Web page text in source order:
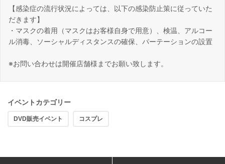
【感染症の流行状況によっては、以下の感染防止策に従っていた
だきます】
・マスクの着用（マスクはお客様自身で用意）、検温、アルコー
ル消毒、ソーシャルディスタンスの確保、パーテーションの設置
※お問い合わせは開催店舗様までお願い致します。
イベントカテゴリー
DVD販売イベント コスプレ